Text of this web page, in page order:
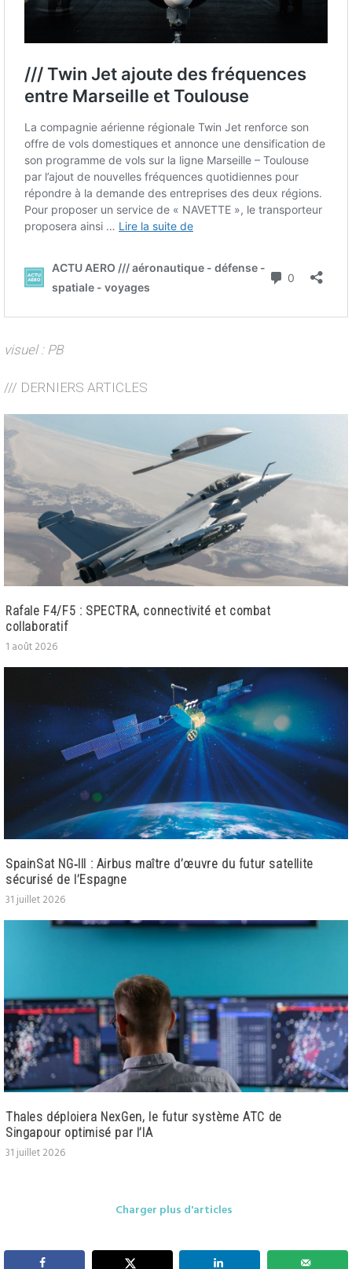
visuel : PB
/// DERNIERS ARTICLES
Rafale F4/F5 : SPECTRA, connectivité et combat
collaboratif
1 août 2026
SpainSat NG‑III : Airbus maître d’œuvre du futur satellite
sécurisé de l’Espagne
31 juillet 2026
Thales déploiera NexGen, le futur système ATC de
Singapour optimisé par l’IA
31 juillet 2026
Charger plus d'articles